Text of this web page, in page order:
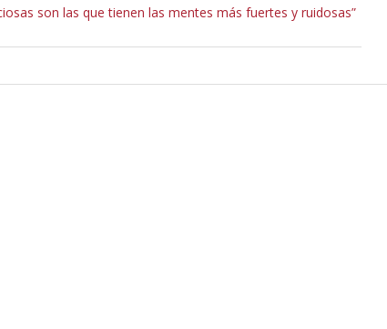
son las que tienen las mentes más fuertes y ruidosas”